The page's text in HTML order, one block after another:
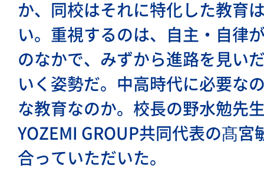
か、同校はそれに特化した教育
い。重視するのは、自主・自律
のなかで、みずから進路を見い
いく姿勢だ。中高時代に必要な
な教育なのか。校長の野水勉先
YOZEMI GROUP共同代表の髙宮
合っていただいた。